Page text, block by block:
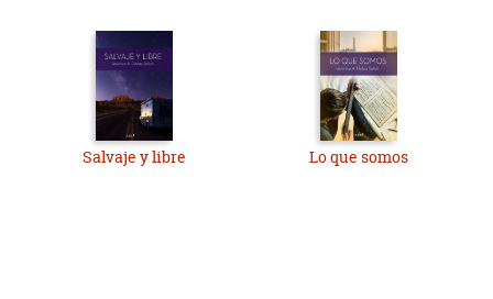
Salvaje y libre Lo que somos